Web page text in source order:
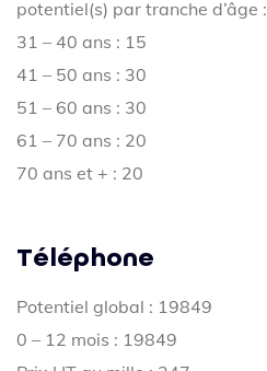
potentiel(s) par tranche d’âge :
31 – 40 ans : 15
41 – 50 ans : 30
51 – 60 ans : 30
61 – 70 ans : 20
70 ans et + : 20
Téléphone
Potentiel global : 19849
0 – 12 mois : 19849